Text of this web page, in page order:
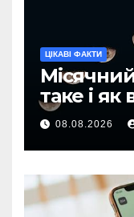
ЦІКАВІ ФАКТИ
таке і як
08.08.2026